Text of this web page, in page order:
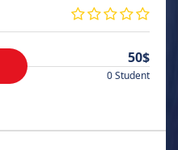
50$
0 Student